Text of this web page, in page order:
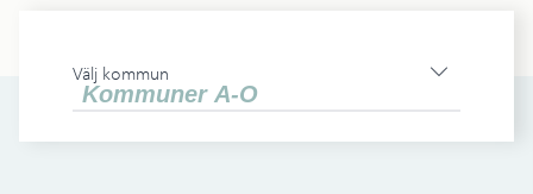
Välj kommun